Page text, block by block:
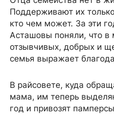
Поддерживают их
кто чем может. За эти
Асташовы поняли, что в
отзывчивых, добрых и
семья выражает
В райсовете, куда
мама, им теперь
год и привозят